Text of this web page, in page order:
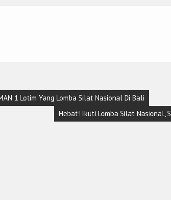
1 Lotim Yang Lomba Silat Nasional Di Bali
Hebat! Ikuti Lomba Silat Nasional,